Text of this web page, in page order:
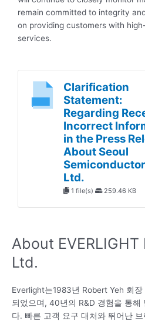
remain committed to integrity
on providing customers with
services.
Clarification
Statement:
Regarding
Incorrect
in the Press
About Seoul
Ltd.
1 file(s) 259.46 KB
About
Ltd.
Everlight는1983년 Robert Yeh 회
되었으며, 40년의 R&D 경험을 통해
다. 빠른 고객 요구 대처와 뛰어난